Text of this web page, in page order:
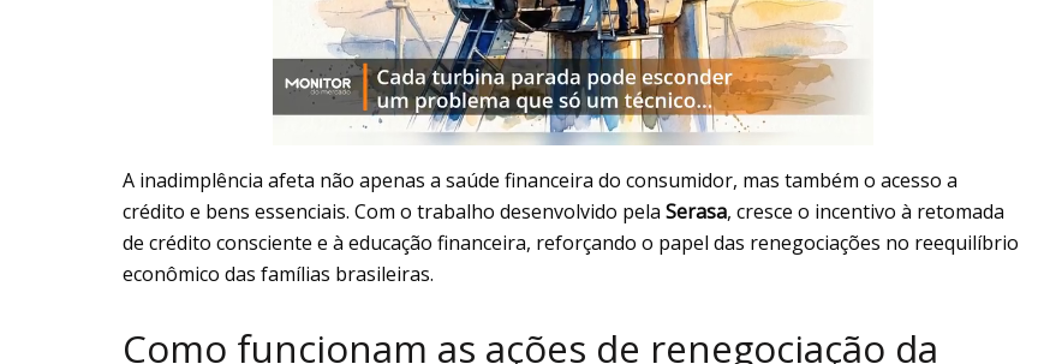
A inadimplência afeta não apenas a saúde financeira do consumidor, mas também o acesso a
crédito e bens essenciais. Com o trabalho desenvolvido pela Serasa, cresce o incentivo à retomada
de crédito consciente e à educação financeira, reforçando o papel das renegociações no reequilíbrio
econômico das famílias brasileiras.
Como funcionam as ações de renegociação da